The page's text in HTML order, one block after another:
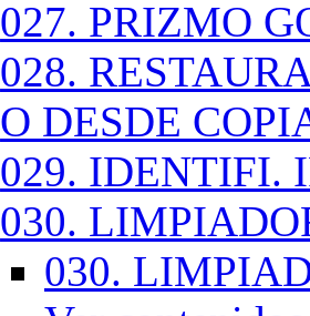
027. PRIZMO
028.
O DESDE
029. IDENTIFI.
030.
030.